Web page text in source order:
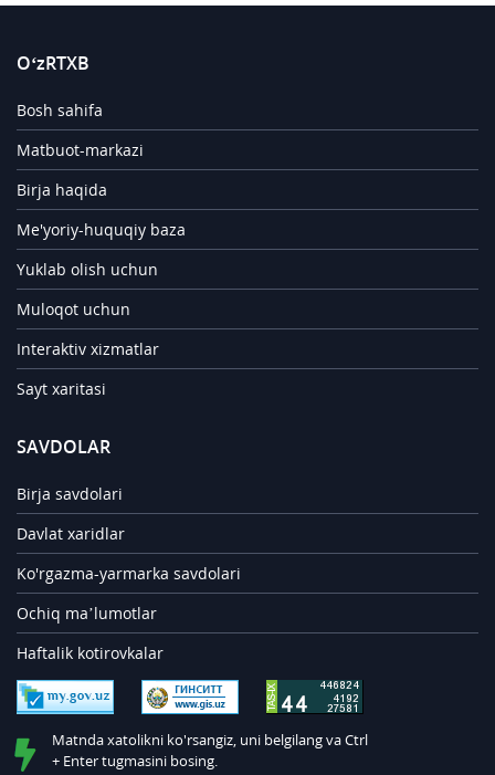
O‘zRTXB
Bosh sahifa
Matbuot-markazi
Birja haqida
Me'yoriy-huquqiy baza
Yuklab olish uchun
Muloqot uchun
Interaktiv xizmatlar
Sayt xaritasi
SAVDOLAR
Birja savdolari
Davlat xaridlar
Ko'rgazma-yarmarka savdolari
Ochiq ma’lumotlar
Haftalik kotirovkalar
Matnda xatolikni ko'rsangiz, uni belgilang va Ctrl
+ Enter tugmasini bosing.